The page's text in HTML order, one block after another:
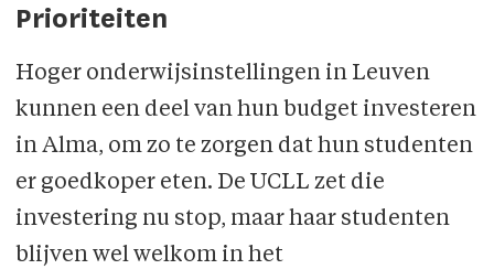
Prioriteiten
Hoger onderwijsinstellingen in Leuven
kunnen een deel van hun budget investeren
in Alma, om zo te zorgen dat hun studenten
er goedkoper eten. De UCLL zet die
investering nu stop, maar haar studenten
blijven wel welkom in het